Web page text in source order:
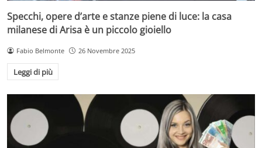
Specchi, opere d’arte e stanze piene di luce: la casa
milanese di Arisa è un piccolo gioiello
Fabio Belmonte 26 Novembre 2025
Leggi di più